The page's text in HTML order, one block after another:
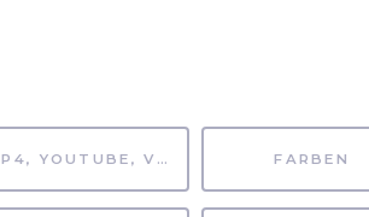
MP4, YOUTUBE, VIMEO FARBEN